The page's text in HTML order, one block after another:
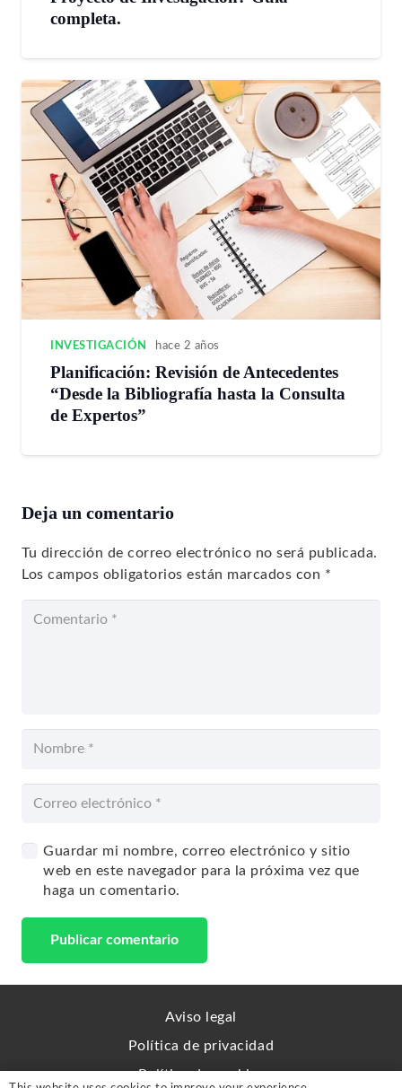
completa.
INVESTIGACIÓN hace 2 años
Planificación: Revisión de Antecedentes
“Desde la Bibliografía hasta la Consulta
de Expertos”
Deja un comentario
Tu dirección de correo electrónico no será publicada.
Los campos obligatorios están marcados con *
Guardar mi nombre, correo electrónico y sitio
web en este navegador para la próxima vez que
haga un comentario.
Publicar comentario
Aviso legal
Política de privacidad
Política de cookies